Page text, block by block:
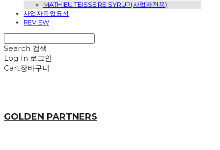
MATHIEU TEISSEIRE SYRUP(사업자전용)
사업자등업요청
REVIEW
Search 검색
Log In 로그인
Cart장바구니
GOLDEN PARTNERS